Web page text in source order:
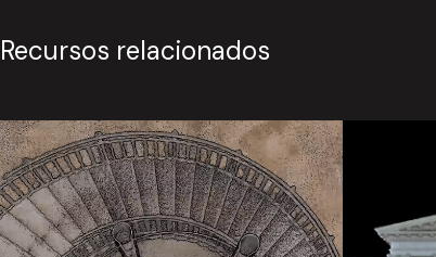
Recursos relacionados